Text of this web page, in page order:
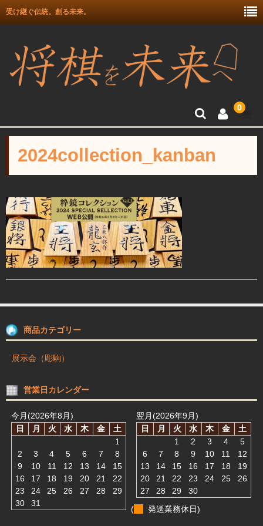
受け継ぐ伝統。創る未来。
0
彫埋駒
彫駒
駒箱 駒台 布盤
お問合せ
2024collection_kanban
商品カテゴリー
展示会（彫駒）
営業日カレンダー
今月(2026年8月)
日
月 火 水 木 金
土
1
2
3 4 5 6 7
8
9
10 11 12 13 14
15
16
17 18 19 20 21
22
23
24 25 26 27 28
29
30
31
翌月(2026年9月)
日
月 火 水 木 金
土
1
2 3 4
5
6
7 8 9 10 11
12
13
14 15 16 17 18
19
20
21 22 23 24 25
26
27
28 29
30
(
発送業務休日)